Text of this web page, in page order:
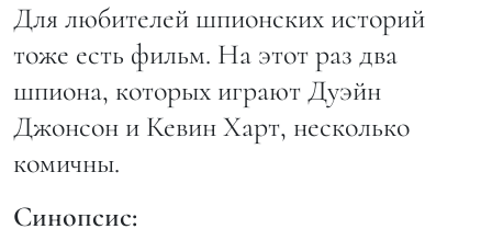
Для любителей шпионских историй
тоже есть фильм. На этот раз два
шпиона, которых играют Дуэйн
Джонсон и Кевин Харт, несколько
комичны.
Синопсис: